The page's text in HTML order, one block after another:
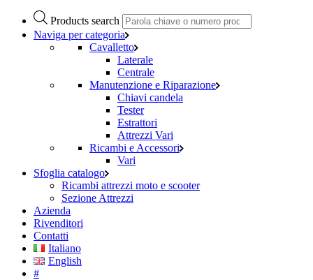
Products search
Naviga per categoria
Cavalletto
Laterale
Centrale
Manutenzione e Riparazione
Chiavi candela
Tester
Estrattori
Attrezzi Vari
Ricambi e Accessori
Vari
Sfoglia catalogo
Ricambi attrezzi moto e scooter
Sezione Attrezzi
Azienda
Rivenditori
Contatti
Italiano
English
#